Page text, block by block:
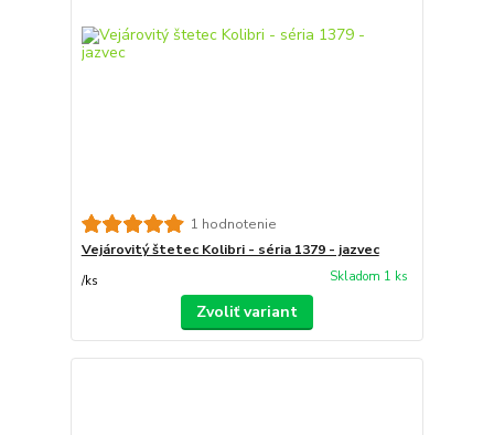
1 hodnotenie
Vejárovitý štetec Kolibri - séria 1379 - jazvec
/ks Skladom 1 ks
Zvoliť variant